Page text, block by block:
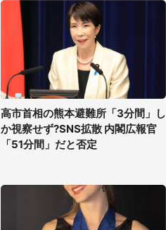
高市首相の熊本避難所「3分間」し
か視察せず?SNS拡散 内閣広報官
「51分間」だと否定